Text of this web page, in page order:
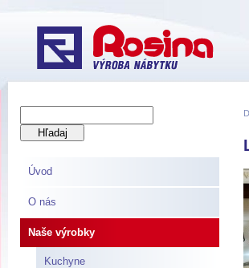
Úvod
O nás
Naše výrobky
Kuchyne